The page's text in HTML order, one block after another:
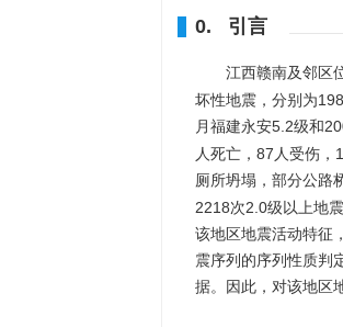
0. 引言
江西赣南及邻区
坏性地震，分别为
月福建永安5.2级和
人死亡，87人受伤
厕所坍塌，部分公路
2218次2.0级以上地
该地区地震活动特征
震序列的序列性质判
据。因此，对该地区